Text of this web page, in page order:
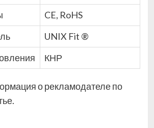
CE, RoHS
UNIX Fit ®
КНР
о рекламодателе по